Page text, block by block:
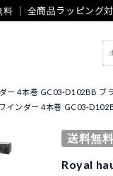
｜ 全商品ラッピング
ー 4本巻 GC03-D102BB ブ
インダー 4本巻 GC03-
送料無料
Royal